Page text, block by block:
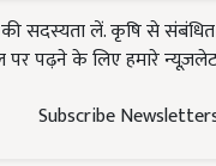
सदस्यता लें. कृषि से
पढ़ने के लिए हमारे
Subscribe